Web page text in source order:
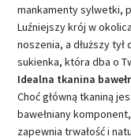
mankamenty sylwetki,
Luźniejszy krój w
noszenia, a dłuższy
sukienka, która dba o
Idealna tkanina
Choć główną tkaniną
bawełniany
zapewnia trwałość i